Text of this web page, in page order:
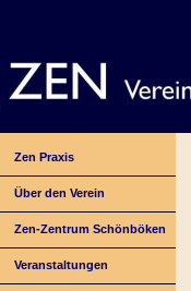
Zen Praxis
Über den Verein
Zen-Zentrum Schönböken
Veranstaltungen